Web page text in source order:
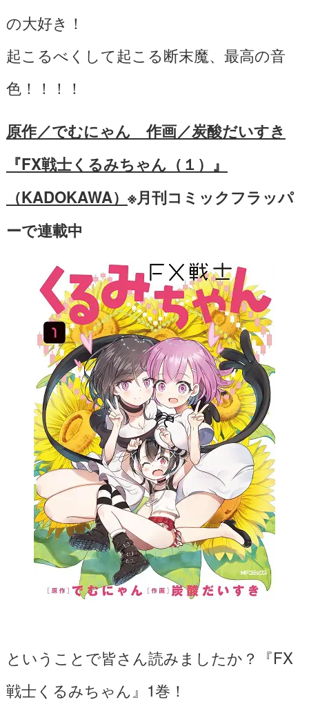
の大好き！
起こるべくして起こる断末魔、最高の音
色！！！！
原作／でむにゃん 作画／炭酸だいすき
『FX戦士くるみちゃん（１）』
（KADOKAWA） ※月刊コミックフラッパ
ーで連載中
ということで皆さん読みましたか？『FX
戦士くるみちゃん』1巻！